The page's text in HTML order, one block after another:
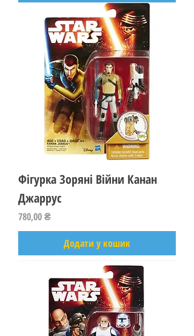
Фігурка Зоряні Війни Канан
Джаррус
Ціна
780,00 ₴
Додати у кошик